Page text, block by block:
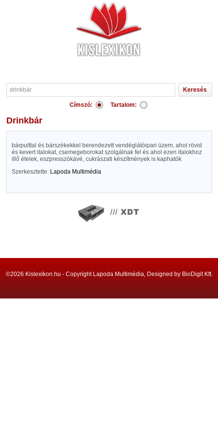
Címszó: Tartalom:
drinkbár
bárpulttal és bárszékekkel berendezett vendéglátóipari üzem, ahol rövid
és kevert italokat, csemegeborokat szolgálnak fel és ahol ezen italokhoz
illő ételek, eszpresszókávé, cukrászati készítmények is kaphatók
Szerkesztette: Lapoda Multimédia
©2026 Kislexikon.hu - Copyright Lapoda Multimédia, Designed by BioDigit Kft.